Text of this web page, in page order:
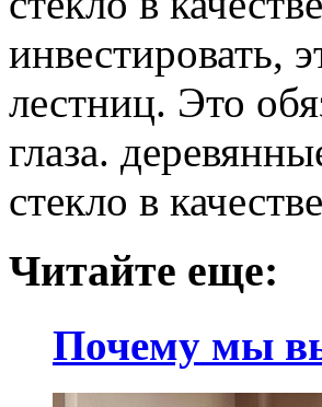
инвестировать,
лестниц. Это
глаза.
стекло в
Читайте еще:
Почему мы